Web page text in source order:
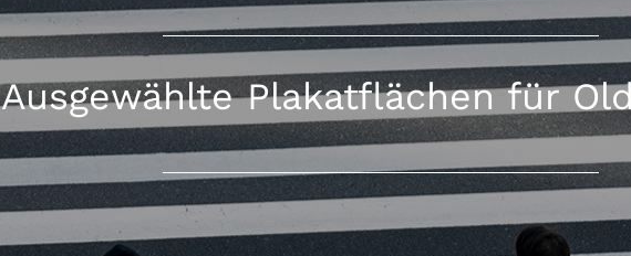
Ausgewählte Plakatflächen für